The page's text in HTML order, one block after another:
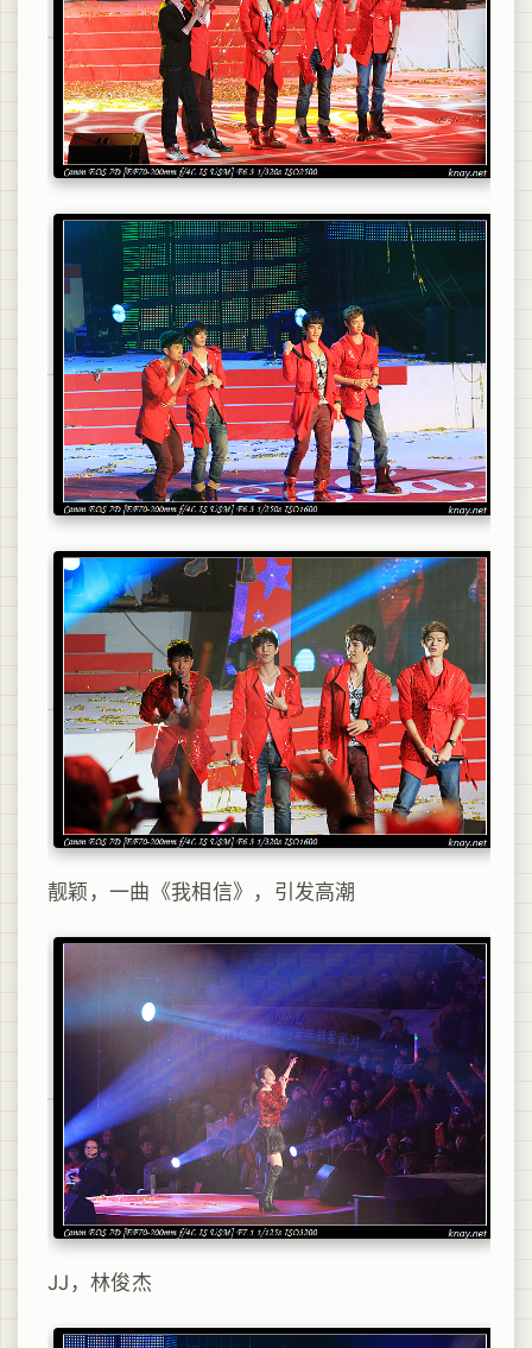
靓颖，一曲《我相信》，引发高潮
JJ，林俊杰